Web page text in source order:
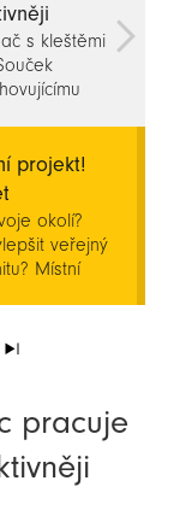
s kleštěmi
projekt!
okolí?
veřejný
Místní
Z!
pracuje